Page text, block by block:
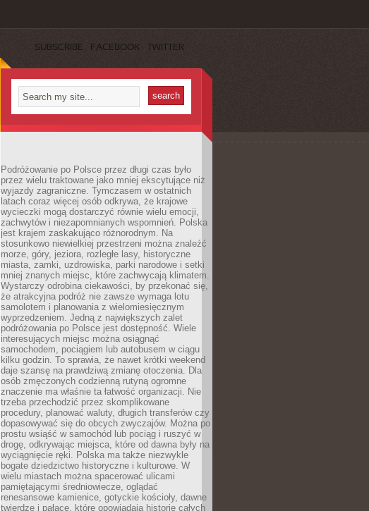
SUBSCRIBE FACEBOOK TWITTER
Podróżowanie po Polsce przez długi czas było
przez wielu traktowane jako mniej ekscytujące niż
wyjazdy zagraniczne. Tymczasem w ostatnich
latach coraz więcej osób odkrywa, że krajowe
wycieczki mogą dostarczyć równie wielu emocji,
zachwytów i niezapomnianych wspomnień. Polska
jest krajem zaskakująco różnorodnym. Na
stosunkowo niewielkiej przestrzeni można znaleźć
morze, góry, jeziora, rozległe lasy, historyczne
miasta, zamki, uzdrowiska, parki narodowe i setki
mniej znanych miejsc, które zachwycają klimatem.
Wystarczy odrobina ciekawości, by przekonać się,
że atrakcyjna podróż nie zawsze wymaga lotu
samolotem i planowania z wielomiesięcznym
wyprzedzeniem. Jedną z największych zalet
podróżowania po Polsce jest dostępność. Wiele
interesujących miejsc można osiągnąć
samochodem, pociągiem lub autobusem w ciągu
kilku godzin. To sprawia, że nawet krótki weekend
daje szansę na prawdziwą zmianę otoczenia. Dla
osób zmęczonych codzienną rutyną ogromne
znaczenie ma właśnie ta łatwość organizacji. Nie
trzeba przechodzić przez skomplikowane
procedury, planować waluty, długich transferów czy
dopasowywać się do obcych zwyczajów. Można po
prostu wsiąść w samochód lub pociąg i ruszyć w
drogę, odkrywając miejsca, które od dawna były na
wyciągnięcie ręki. Polska ma także niezwykle
bogate dziedzictwo historyczne i kulturowe. W
wielu miastach można spacerować ulicami
pamiętającymi średniowiecze, oglądać
renesansowe kamienice, gotyckie kościoły, dawne
twierdze i pałace, które opowiadają historię całych